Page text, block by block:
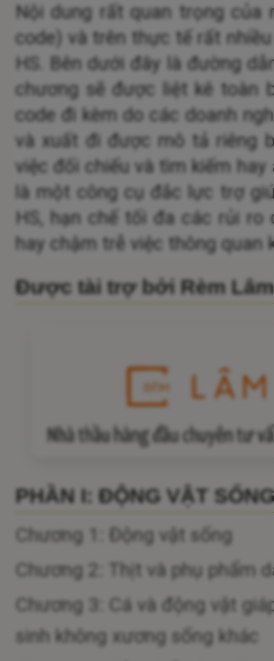
Nội dung rất quan trọng của
code) và trên thực tế rất
HS.
Bên dưới đây là đường
chương sẽ được liệt kê toàn
code đi kèm do các doanh
và xuất đi được mô tả riêng
việc đối chiếu và tìm kiếm
là một công cụ đắc lực trợ
HS, hạn chế tối đa các rủi
hay chậm trễ việc thông quan
Được tài trợ bởi Rèm
PHẦN I: ĐỘNG VẬT
Chương 1: Động vật sống
Chương 2: Thịt và phụ phẩm
Chương 3: Cá và động vật
sinh không xương sống khác